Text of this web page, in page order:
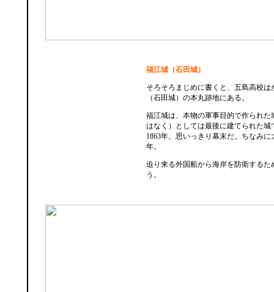
福江城（石田城）
そろそろまじめに書くと、五島高校は
（石田城）の本丸跡地にある。
福江城は、本物の軍事目的で作られた
はなく）としては最後に建てられた城
1863年。思いっきり幕末だ。ちなみに
年。
迫り来る外国船から海岸を防衛するた
う。